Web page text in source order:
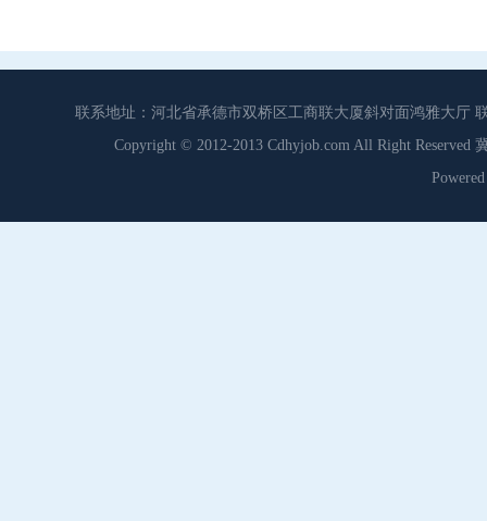
联系地址：河北省承德市双桥区工商联大厦斜对面鸿雅大厅
Copyright © 2012-2013 Cdhyjob.com All Right Reserved